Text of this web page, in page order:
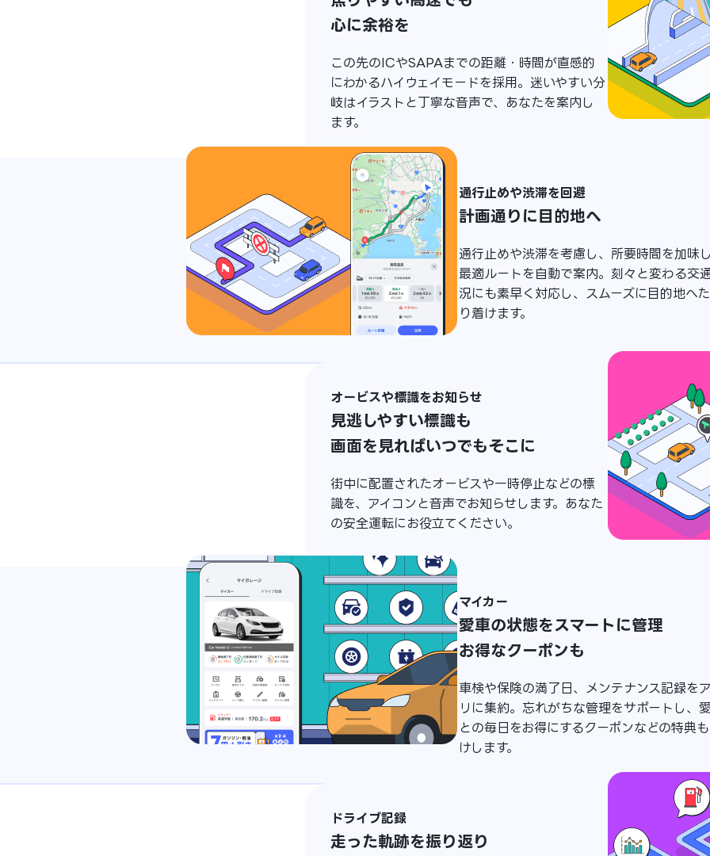
心に余裕を
この先のICやSAPAまでの距離・時間が直感的
にわかるハイウェイモードを採用。迷いやすい分
岐はイラストと丁寧な音声で、あなたを案内し
ます。
通行止めや渋滞を回避
計画通りに目的地へ
通行止めや渋滞を考慮し、所要時間を加味
最適ルートを自動で案内。刻々と変わる交
況にも素早く対応し、スムーズに目的地へ
り着けます。
オービスや標識をお知らせ
見逃しやすい標識も
画面を見ればいつでもそこに
街中に配置されたオービスや一時停止などの標
識を、アイコンと音声でお知らせします。あなた
の安全運転にお役立てください。
マイカー
愛車の状態をスマートに管理
お得なクーポンも
車検や保険の満了日、メンテナンス記録を
リに集約。忘れがちな管理をサポートし、
との毎日をお得にするクーポンなどの特典
けします。
ドライブ記録
走った軌跡を振り返り